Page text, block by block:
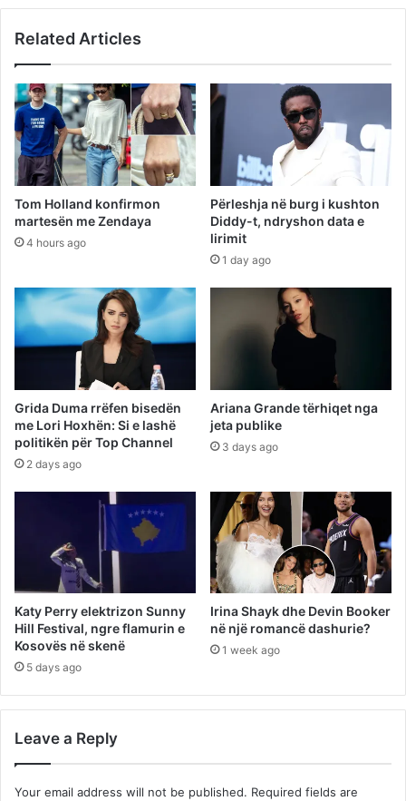
Related Articles
Tom Holland konfirmon
martesën me Zendaya
4 hours ago
Përleshja në burg i kushton
Diddy-t, ndryshon data e
lirimit
1 day ago
Grida Duma rrëfen bisedën
me Lori Hoxhën: Si e lashë
politikën për Top Channel
2 days ago
Ariana Grande tërhiqet nga
jeta publike
3 days ago
Katy Perry elektrizon Sunny
Hill Festival, ngre flamurin e
Kosovës në skenë
5 days ago
Irina Shayk dhe Devin Booker
në një romancë dashurie?
1 week ago
Leave a Reply
Your email address will not be published. Required fields are